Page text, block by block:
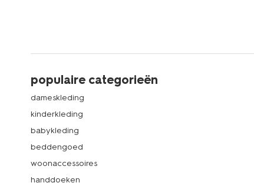
populaire categorieën
dameskleding
kinderkleding
babykleding
beddengoed
woonaccessoires
handdoeken